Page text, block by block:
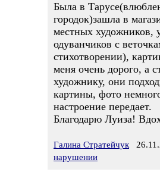
Была в
городок)зашла в
местных художников,
одуванчиков с
стихотворении),
меня очень дорого, а
художнику, они
картины, фото
настроение передает.
Благодарю Луиза!
Галина Стратейчук
нарушении